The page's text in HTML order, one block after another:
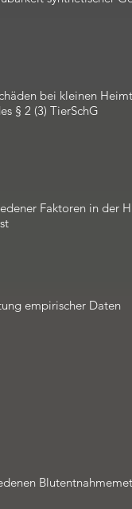
bei kleinen
§ 2 (3) TierSchG
Faktoren in der
empirischer Daten